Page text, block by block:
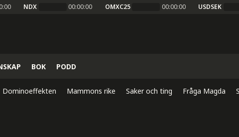
NDX 00:00:00 OMXC25 00:00:00 USDSEK
BOK PODD
Dominoeffekten Mammons rike Saker och ting Fråga Magda